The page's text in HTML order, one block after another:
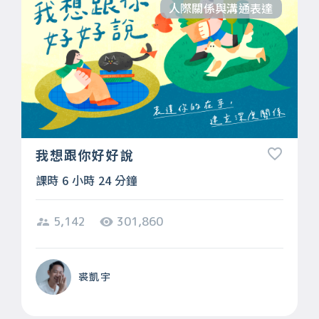
人際關係與溝通表達
我想跟你好好說
課時 6 小時 24 分鐘
5,142 301,860
裘凱宇